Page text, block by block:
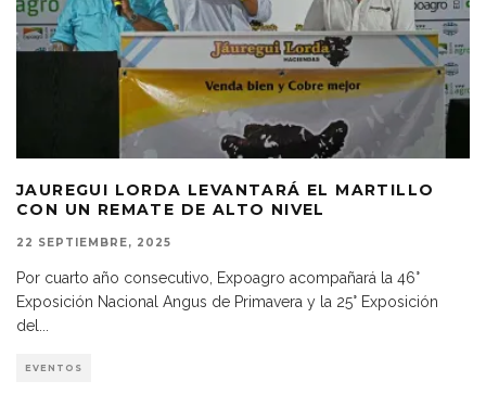
JAUREGUI LORDA LEVANTARÁ EL MARTILLO
CON UN REMATE DE ALTO NIVEL
22 SEPTIEMBRE, 2025
Por cuarto año consecutivo, Expoagro acompañará la 46°
Exposición Nacional Angus de Primavera y la 25° Exposición
del
EVENTOS